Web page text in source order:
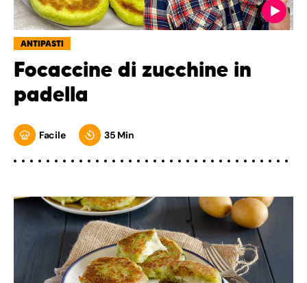
ANTIPASTI
Focaccine di zucchine in
padella
Facile 35 Min